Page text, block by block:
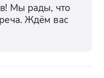
Мы рады, что
Ждём вас